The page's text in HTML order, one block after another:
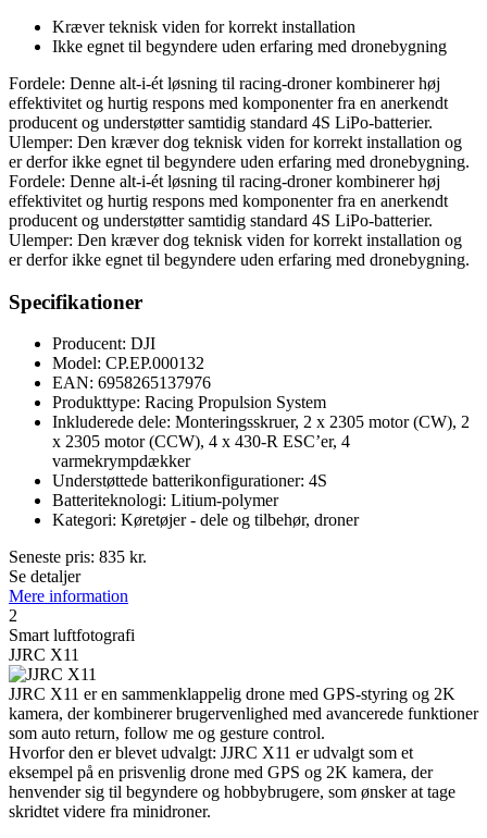
Kræver teknisk viden for korrekt installation
Ikke egnet til begyndere uden erfaring med dronebygning
Fordele: Denne alt-i-ét løsning til racing-droner kombinerer høj
effektivitet og hurtig respons med komponenter fra en anerkendt
producent og understøtter samtidig standard 4S LiPo-batterier.
Ulemper: Den kræver dog teknisk viden for korrekt installation og
er derfor ikke egnet til begyndere uden erfaring med dronebygning.
Fordele: Denne alt-i-ét løsning til racing-droner kombinerer høj
effektivitet og hurtig respons med komponenter fra en anerkendt
producent og understøtter samtidig standard 4S LiPo-batterier.
Ulemper: Den kræver dog teknisk viden for korrekt installation og
er derfor ikke egnet til begyndere uden erfaring med dronebygning.
Specifikationer
Producent: DJI
Model: CP.EP.000132
EAN: 6958265137976
Produkttype: Racing Propulsion System
Inkluderede dele: Monteringsskruer, 2 x 2305 motor (CW), 2
x 2305 motor (CCW), 4 x 430-R ESC’er, 4
varmekrympdækker
Understøttede batterikonfigurationer: 4S
Batteriteknologi: Litium-polymer
Kategori: Køretøjer - dele og tilbehør, droner
Seneste pris: 835 kr.
Se detaljer
Mere information
2
Smart luftfotografi
JJRC X11
JJRC X11 er en sammenklappelig drone med GPS-styring og 2K
kamera, der kombinerer brugervenlighed med avancerede funktioner
som auto return, follow me og gesture control.
Hvorfor den er blevet udvalgt: JJRC X11 er udvalgt som et
eksempel på en prisvenlig drone med GPS og 2K kamera, der
henvender sig til begyndere og hobbybrugere, som ønsker at tage
skridtet videre fra minidroner.